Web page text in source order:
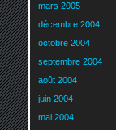
mars 2005
décembre 2004
octobre 2004
septembre 2004
août 2004
juin 2004
mai 2004